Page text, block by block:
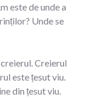
este de unde a
Unde se
Creierul
este țesut viu.
din țesut viu.